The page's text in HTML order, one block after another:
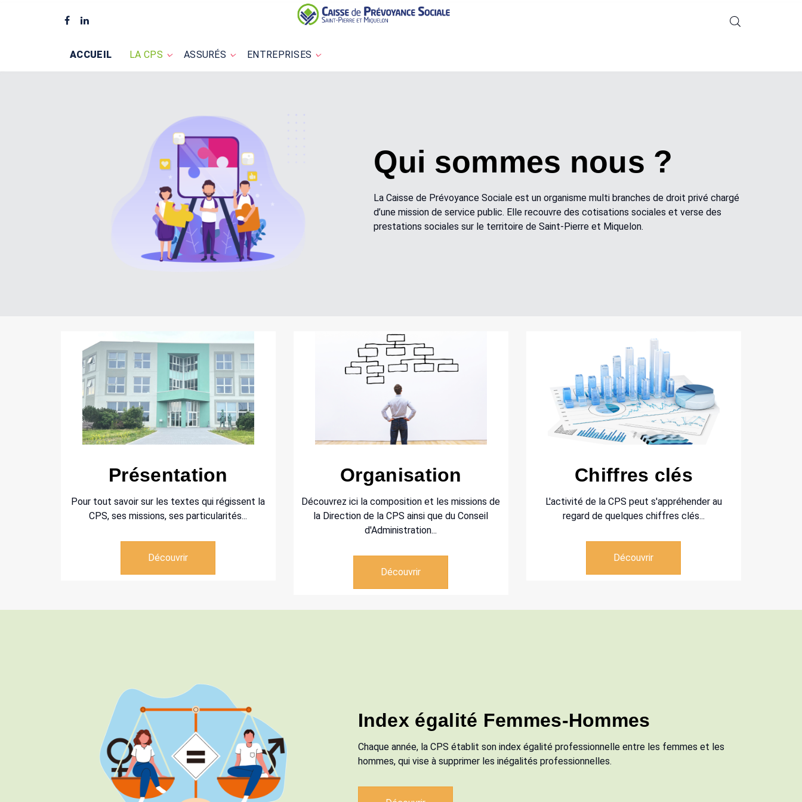
ACCUEIL LA CPS ASSURÉS ENTREPRISES
Qui sommes nous ?
La Caisse de Prévoyance Sociale est un organisme multi branches de droit privé chargé
d’une mission de service public. Elle recouvre des cotisations sociales et verse des
prestations sociales sur le territoire de Saint-Pierre et Miquelon.
Présentation
Pour tout savoir sur les textes qui régissent la
CPS, ses missions, ses particularités...
Découvrir
Organisation
Découvrez ici la composition et les missions de
la Direction de la CPS ainsi que du Conseil
d'Administration...
Découvrir
Chiffres clés
L'activité de la CPS peut s'appréhender au
regard de quelques chiffres clés...
Découvrir
Index égalité Femmes-Hommes
Chaque année, la CPS établit son index égalité professionnelle entre les femmes et les
hommes, qui vise à supprimer les inégalités professionnelles.